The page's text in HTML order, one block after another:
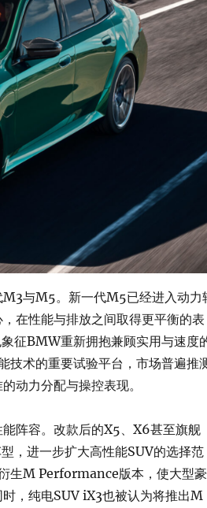
M3与M5。新一代M5已经进入动力
在性能与排放之间取得更平衡的表
征BMW重新拥抱兼顾实用与速度
技术的重要试验平台，市场普遍推
动力分配与操控表现。
阵容。改款后的X5、X6甚至旗舰
，进一步扩大高性能SUV的选择范
生M Performance版本，使大型豪
，纯电SUV iX3也被认为将推出M